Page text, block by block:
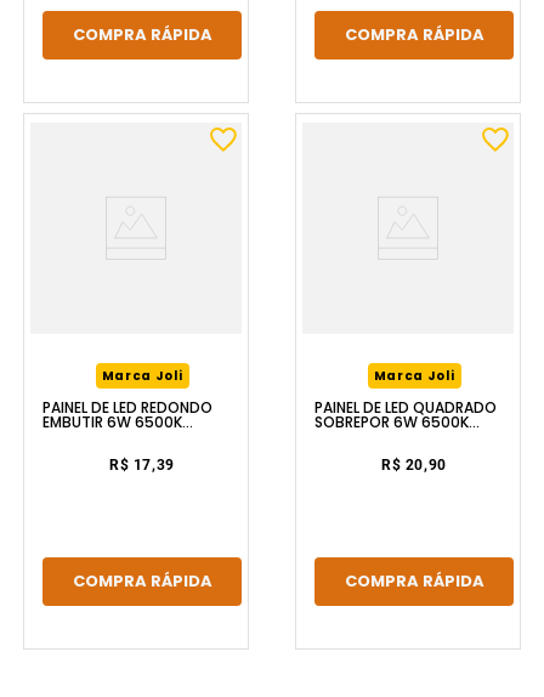
COMPRA RÁPIDA COMPRA RÁPIDA
Marca Joli
PAINEL DE LED REDONDO
EMBUTIR 6W 6500K
R$ 17,39
COMPRA RÁPIDA
Marca Joli
PAINEL DE LED QUADRADO
SOBREPOR 6W 6500K
R$ 20,90
COMPRA RÁPIDA